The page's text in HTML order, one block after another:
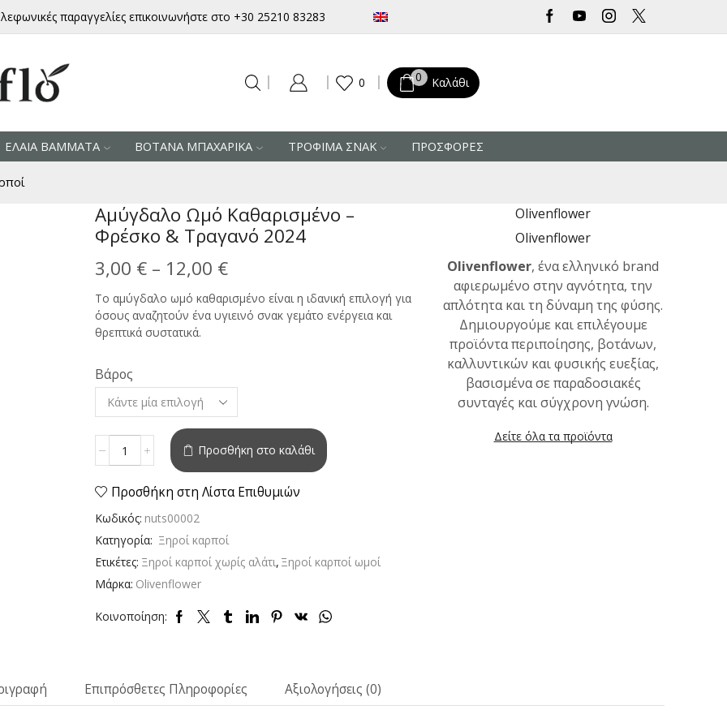
παραγγελίες επικοινωνήστε στο +30 25210 83283 Δωρεάν μεταφορικά για αγορές άνω των 30 € από την Ελλάδα
0 0 Καλάθι
ΕΛΑΙΑ ΒΑΜΜΑΤΑ ΒΟΤΑΝΑ ΜΠΑΧΑΡΙΚΑ ΤΡΟΦΙΜΑ ΣΝΑΚ ΠΡΟΣΦΟΡΕΣ
Αμύγδαλο Ωμό Καθαρισμένο –
Φρέσκο & Τραγανό 2024
3,00 € – 12,00 €Price
range:
3,00 €
Το αμύγδαλο ωμό καθαρισμένο είναι η ιδανική επιλογή για
όσους αναζητούν ένα υγιεινό σνακ γεμάτο ενέργεια και
θρεπτικά συστατικά.
Βάρος
-
&
Τραγανό
2024
ποσότητα
Προσθήκη στο καλάθι
Προσθήκη στη Λίστα Επιθυμιών
Κωδικός: nuts00002
Κατηγορία: Ξηροί καρποί
Ετικέτες: Ξηροί καρποί χωρίς αλάτι, Ξηροί καρποί ωμοί
Μάρκα: Olivenflower
Κοινοποίηση:
Olivenflower
Olivenflower
Olivenflower, ένα ελληνικό brand
αφιερωμένο στην αγνότητα, την
απλότητα και τη δύναμη της φύσης.
Δημιουργούμε και επιλέγουμε
προϊόντα περιποίησης, βοτάνων,
καλλυντικών και φυσικής ευεξίας,
βασισμένα σε παραδοσιακές
συνταγές και σύγχρονη γνώση.
Δείτε όλα τα προϊόντα
Επιπρόσθετες Πληροφορίες Αξιολογήσεις (0)